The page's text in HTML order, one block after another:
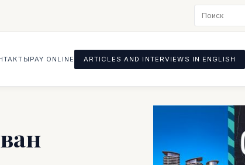
PAY ONLINE ARTICLES AND INTERVIEWS IN ENGLISH